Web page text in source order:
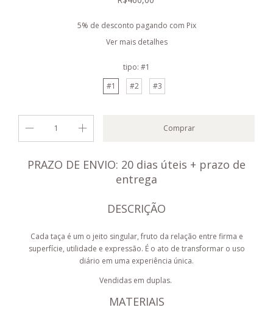
5% de desconto pagando com Pix
Ver mais detalhes
tipo: #1
#1
#2 #3
PRAZO DE ENVIO: 20 dias úteis + prazo de
entrega
DESCRIÇÃO
Cada taça é um o jeito singular, fruto da relação entre firma e
superfície, utilidade e expressão. É o ato de transformar o uso
diário em uma experiência única.
Vendidas em duplas.
MATERIAIS